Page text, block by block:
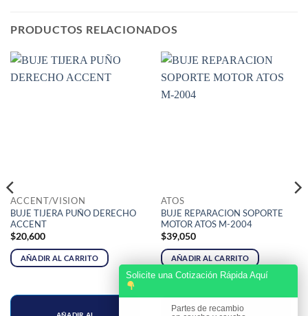
PRODUCTOS RELACIONADOS
ACCENT/VISION
BUJE TIJERA PUÑO DERECHO
ACCENT
$20,600
AÑADIR AL CARRITO
ATOS
BUJE REPARACION SOPORTE
MOTOR ATOS M-2004
$39,050
AÑADIR AL CARRITO
Solicite una Cotización Rápida Aquí
Partes de recambio